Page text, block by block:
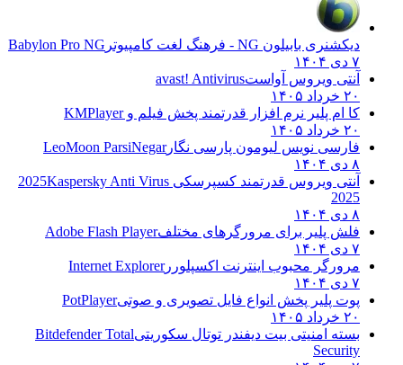
دیکشنری بابیلون NG - فرهنگ لغت کامپیوتر
Babylon Pro NG
آنتی ویروس آواست avast! Antivirus
کا ام پلیر نرم افزار قدرتمند پخش فیلم وKMPlayer
فارسی نویس لیومون پارسی نگار LeoMoon ParsiNegar
آنتی ویروس قدرتمند کسپرسکی 2025Kaspersky Anti Virus
2025
فلش پلیر برای مرورگرهای مختلفAdobe Flash Player
مرورگر محبوب اینترنت اکسپلوررInternet Explorer
پوت پلیر پخش انواع فایل تصویری و صوتیPotPlayer
بسته امنیتی بیت دیفندر توتال سکوریتیBitdefender Total
Security